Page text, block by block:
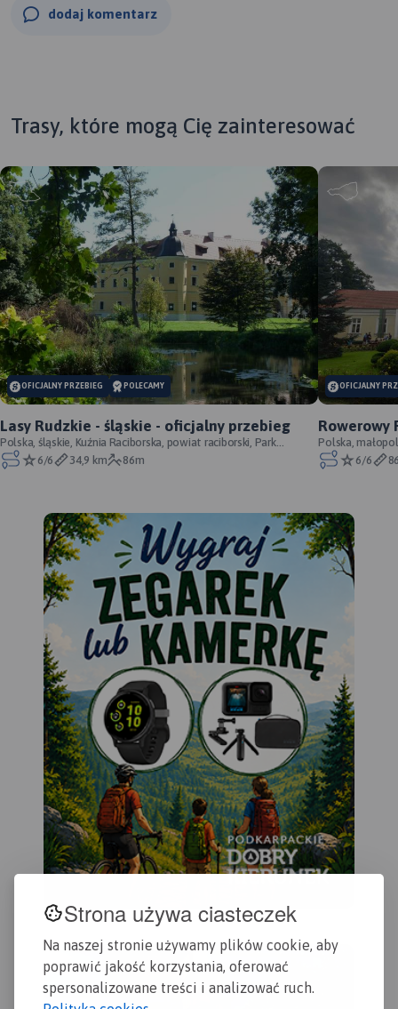
Strona używa ciasteczek
Na naszej stronie używamy plików cookie, aby
poprawić jakość korzystania, oferować
spersonalizowane treści i analizować ruch.
dodaj komentarz
Trasy, które mogą Cię zainteresować
OFICJALNY PRZEBIEG POLECAMY
Lasy Rudzkie - śląskie - oficjalny przebieg
Polska, śląskie, Kuźnia Raciborska, powiat raciborski, Park
Krajobrazowy Cysterskie Kompozycje Krajo
6/6 34,9 km 86m
OFICJALNY
Rowerowy
Polska,
6/6